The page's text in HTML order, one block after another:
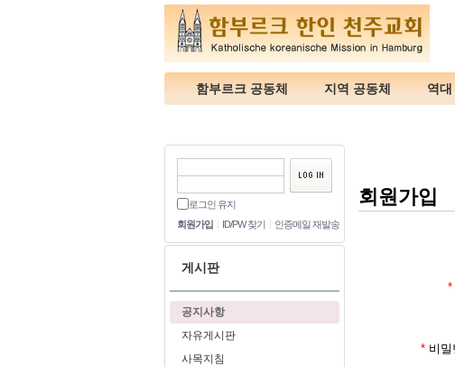
함부르크 공동체 지역 공동체 역
로그인 유지
회원가입
ID/PW 찾기 인증메일 재발송
게시판
공지사항
자유게시판
사목지침
회원가입
*
* 비밀